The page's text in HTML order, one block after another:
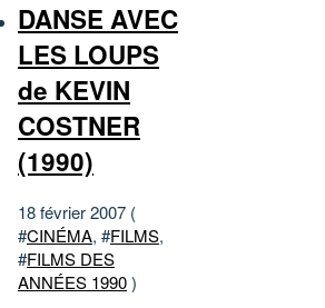
DANSE AVEC
LES LOUPS
de KEVIN
COSTNER
(1990)
18 février 2007 (
#CINÉMA, #FILMS,
#FILMS DES
ANNÉES 1990)